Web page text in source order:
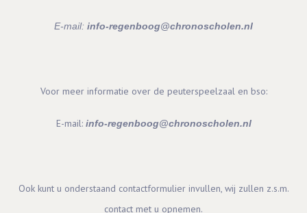
E-mail: info-regenboog@chronoscholen.nl
Voor meer informatie over de peuterspeelzaal en bso:
E-mail: info-regenboog@chronoscholen.nl
Ook kunt u onderstaand contactformulier invullen, wij zullen z.s.m.
contact met u opnemen.